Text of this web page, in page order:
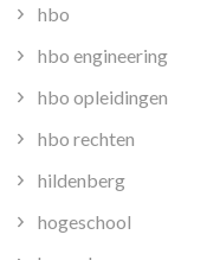
hbo
hbo engineering
hbo opleidingen
hbo rechten
hildenberg
hogeschool